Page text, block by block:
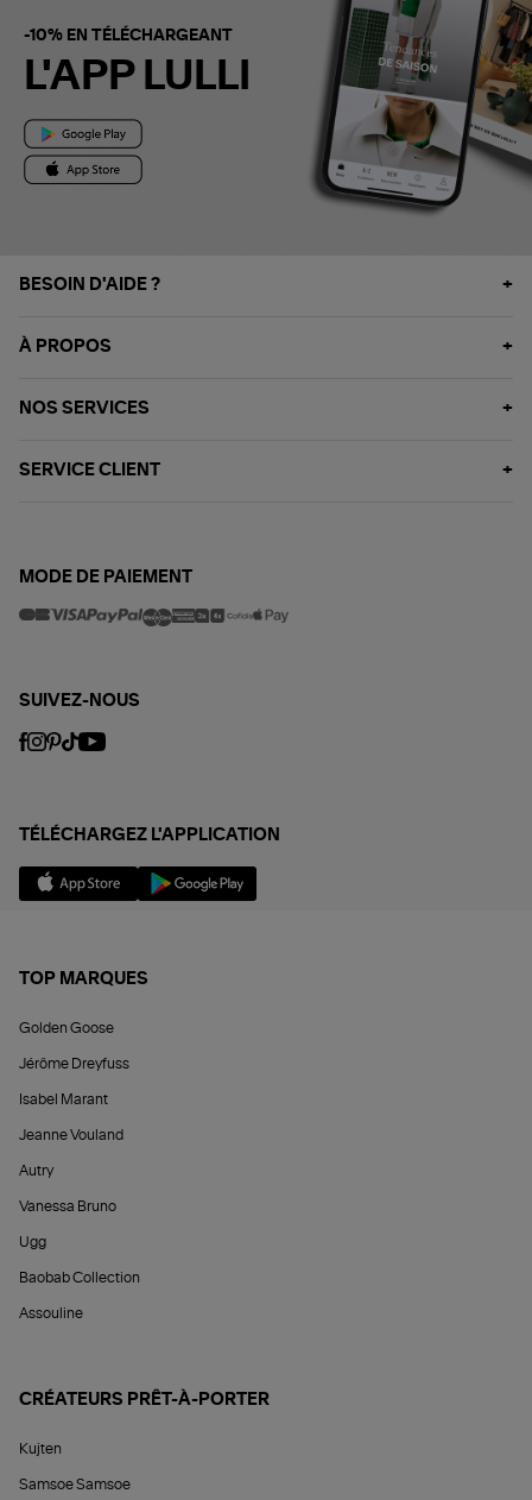
-10% EN TÉLÉCHARGEANT
L'APP LULLI
BESOIN D'AIDE ?
À PROPOS
NOS SERVICES
SERVICE CLIENT
MODE DE PAIEMENT
SUIVEZ-NOUS
TÉLÉCHARGEZ L'APPLICATION
TOP MARQUES
Golden Goose
Jérôme Dreyfuss
Isabel Marant
Jeanne Vouland
Autry
Vanessa Bruno
Ugg
Baobab Collection
Assouline
CRÉATEURS PRÊT-À-PORTER
Kujten
Samsoe Samsoe